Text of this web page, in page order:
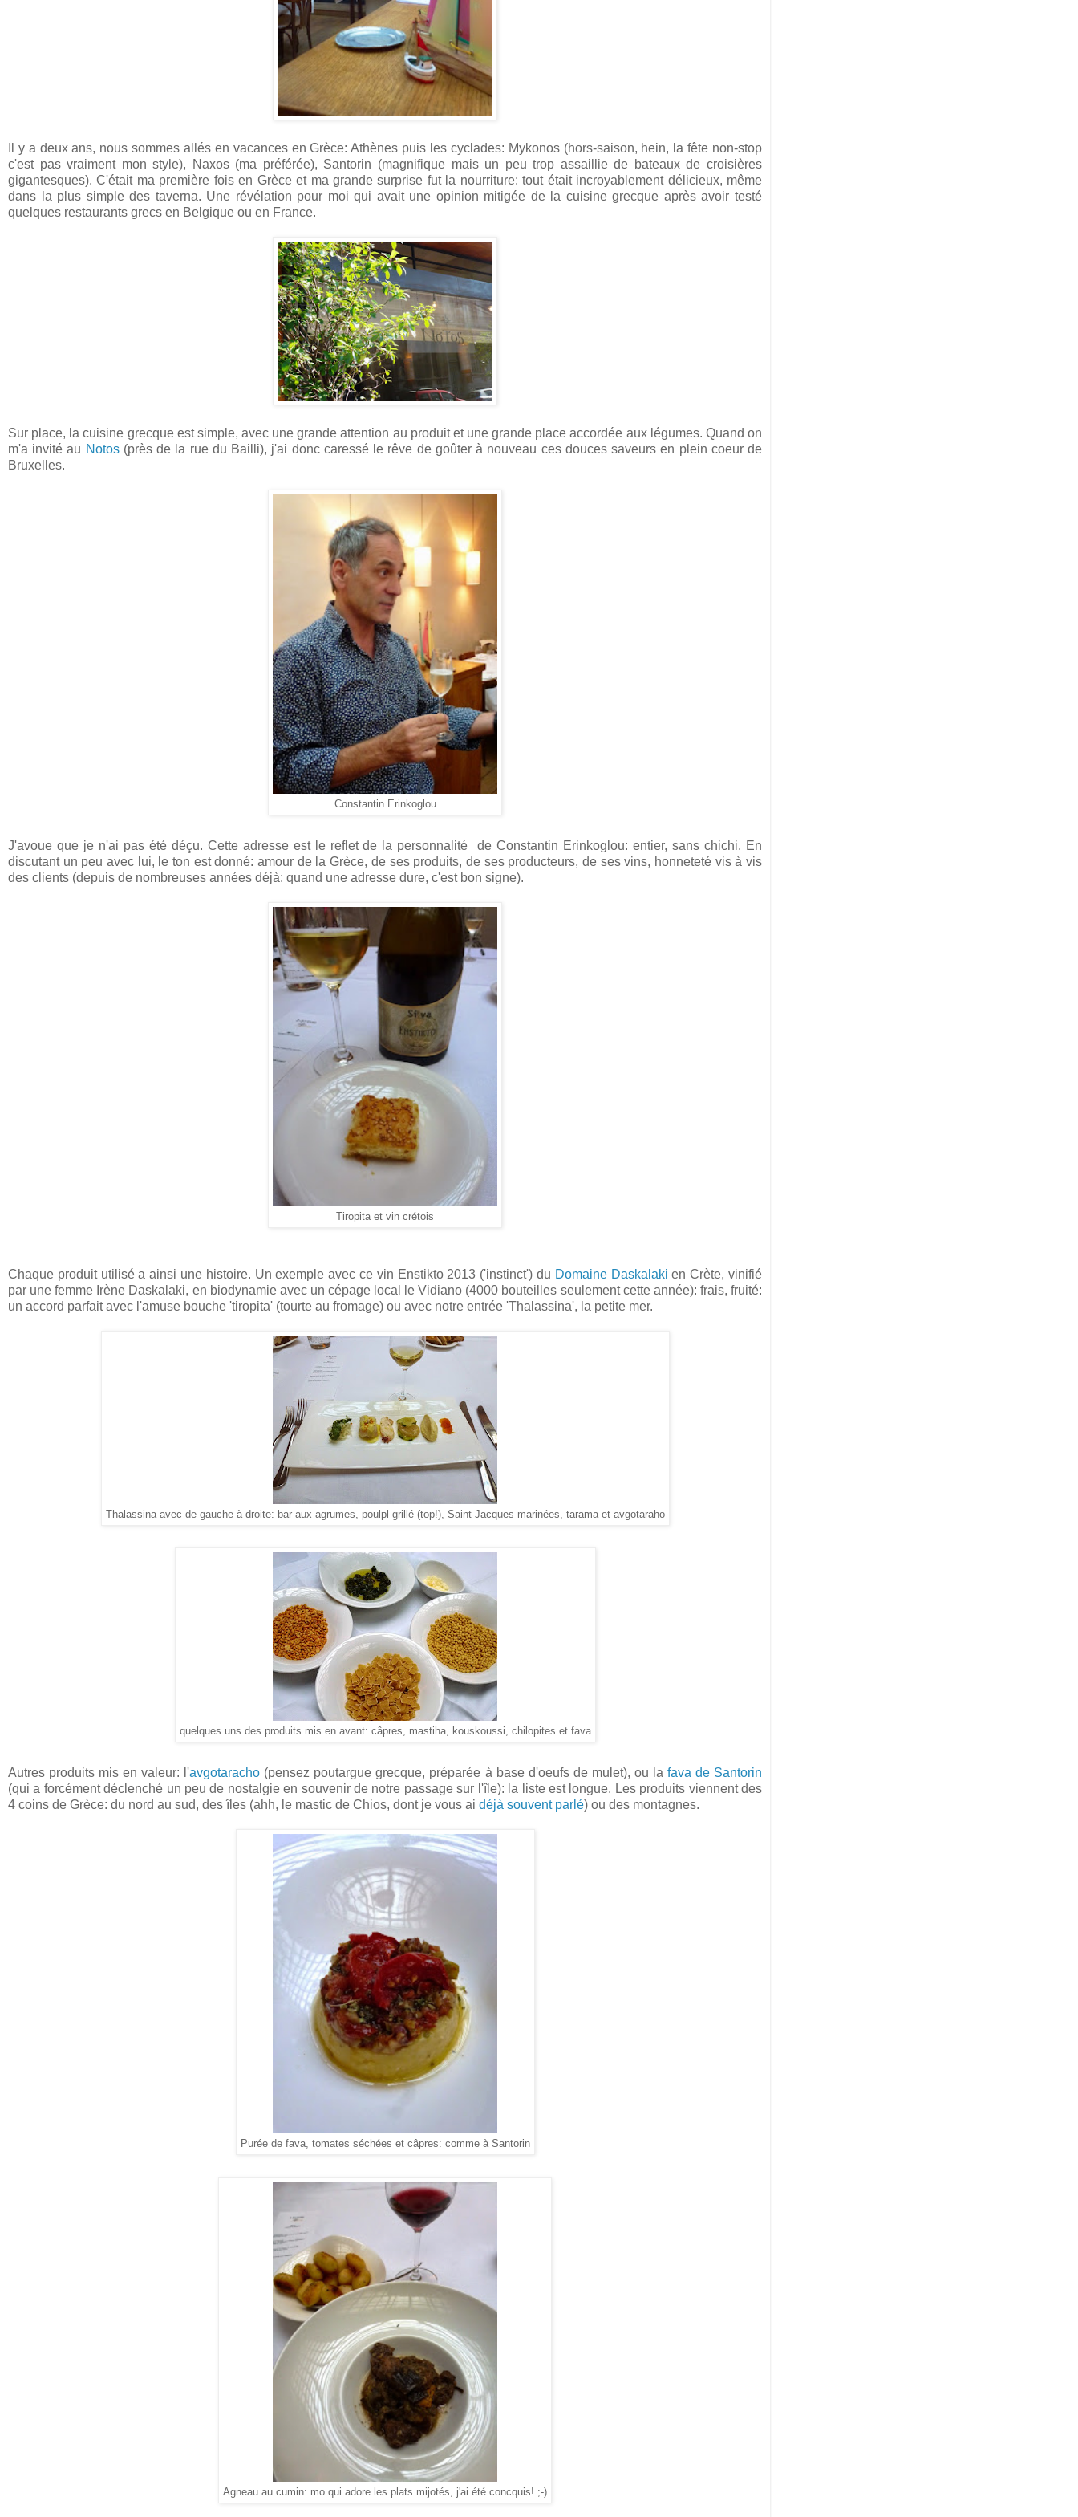
Il y a deux ans, nous sommes allés en vacances en Grèce: Athènes puis les cyclades: Mykonos (hors-saison, hein, la fête non-stop
c'est pas vraiment mon style), Naxos (ma préférée), Santorin (magnifique mais un peu trop assaillie de bateaux de croisières
gigantesques). C'était ma première fois en Grèce et ma grande surprise fut la nourriture: tout était incroyablement délicieux, même
dans la plus simple des taverna. Une révélation pour moi qui avait une opinion mitigée de la cuisine grecque après avoir testé
quelques restaurants grecs en Belgique ou en France.
Sur place, la cuisine grecque est simple, avec une grande attention au produit et une grande place accordée aux légumes. Quand on
m'a invité au Notos(près de la rue du Bailli), j'ai donc caressé le rêve de goûter à nouveau ces douces saveurs en plein coeur de
Bruxelles.
Constantin Erinkoglou
J'avoue que je n'ai pas été déçu. Cette adresse est le reflet de la personnalité de Constantin Erinkoglou: entier, sans chichi. En
discutant un peu avec lui, le ton est donné: amour de la Grèce, de ses produits, de ses producteurs, de ses vins, honneteté vis à vis
des clients (depuis de nombreuses années déjà: quand une adresse dure, c'est bon signe).
Tiropita et vin crétois
Chaque produit utilisé a ainsi une histoire. Un exemple avec ce vin Enstikto 2013 ('instinct') du Domaine Daskalaki en Crète, vinifié
par une femme Irène Daskalaki, en biodynamie avec un cépage local le Vidiano (4000 bouteilles seulement cette année): frais, fruité:
un accord parfait avec l'amuse bouche 'tiropita' (tourte au fromage) ou avec notre entrée 'Thalassina', la petite mer.
Thalassina avec de gauche à droite: bar aux agrumes, poulpl grillé (top!), Saint-Jacques marinées, tarama et avgotaraho
quelques uns des produits mis en avant: câpres, mastiha, kouskoussi, chilopites et fava
Autres produits mis en valeur: l'avgotaracho (pensez poutargue grecque, préparée à base d'oeufs de mulet), ou la fava de Santorin
(qui a forcément déclenché un peu de nostalgie en souvenir de notre passage sur l'île): la liste est longue. Les produits viennent des
4 coins de Grèce: du nord au sud, des îles (ahh, le mastic de Chios, dont je vous ai déjà souvent parlé) ou des montagnes.
Purée de fava, tomates séchées et câpres: comme à Santorin
Agneau au cumin: mo qui adore les plats mijotés, j'ai été concquis! ;-)